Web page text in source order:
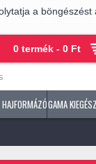
a böngészést
0 termék - 0 Ft
GAMA